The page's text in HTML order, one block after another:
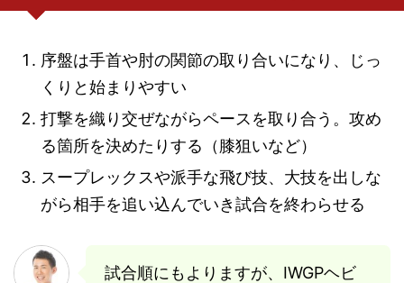
序盤は手首や肘の関節の取り合いになり、じっ
くりと始まりやすい
打撃を織り交ぜながらペースを取り合う。攻め
る箇所を決めたりする（膝狙いなど）
スープレックスや派手な飛び技、大技を出しな
がら相手を追い込んでいき試合を終わらせる
試合順にもよりますが、IWGPヘビ